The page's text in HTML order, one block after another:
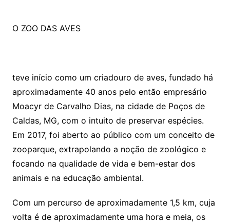
O ZOO DAS AVES
teve início como um criadouro de aves, fundado há
aproximadamente 40 anos pelo então empresário
Moacyr de Carvalho Dias, na cidade de Poços de
Caldas, MG, com o intuito de preservar espécies.
Em 2017, foi aberto ao público com um conceito de
zooparque, extrapolando a noção de zoológico e
focando na qualidade de vida e bem-estar dos
animais e na educação ambiental.
Com um percurso de aproximadamente 1,5 km, cuja
volta é de aproximadamente uma hora e meia, os